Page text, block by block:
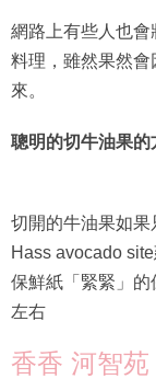
網路上有些人也
料理，雖然果然會
來。
聰明的切牛油果的
切開的牛油果如果
Hass avocado
保鮮紙「緊緊」的
左右
香香 河智